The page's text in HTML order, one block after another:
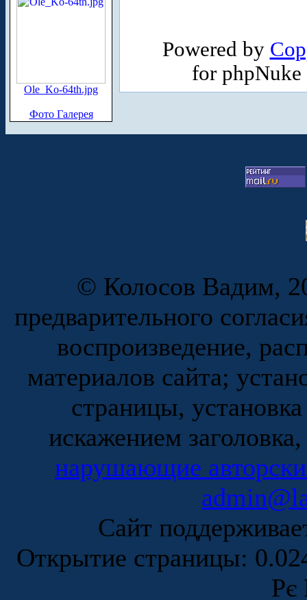
Ole_Ko-64th.jpg
Фото Галерея
Powered by
for
© Колосов Вадим,
предварительного
воспроизведение,
материалов сайта;
страницы,
искажением
нарушающие
Сайт
Открытие страницы:
Рє